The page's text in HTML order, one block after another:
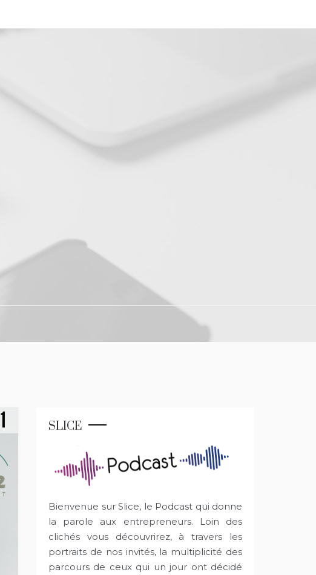
SLICE
Bienvenue sur Slice, le Podcast qui donne
la parole aux entrepreneurs. Loin des
clichés vous découvrirez, à travers les
portraits de nos invités, la multiplicité des
parcours de ceux qui un jour ont décidé